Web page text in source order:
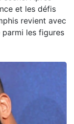
et les défis
revient avec
les figures